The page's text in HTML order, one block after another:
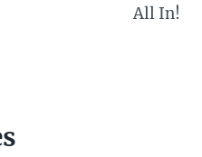
All In!